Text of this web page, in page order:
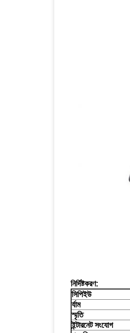
নির্দিষ্টকরণ:
সিপিইউ
র্যাম
স্মৃতি
ইন্টারনেট সংযোগ